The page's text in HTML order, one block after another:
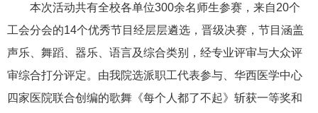
本次活动共有全校各单位300余名师生参赛，来自20个
工会分会的14个优秀节目经层层遴选，晋级决赛，节目涵盖
声乐、舞蹈、器乐、语言及综合类别，经专业评审与大众评
审综合打分评定。由我院选派职工代表参与、华西医学中心
四家医院联合创编的歌舞《每个人都了不起》斩获一等奖和